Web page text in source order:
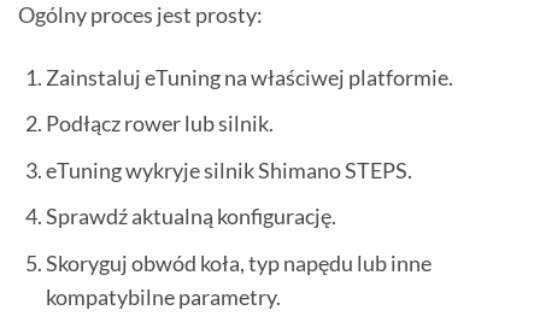
Ogólny proces jest prosty:
Zainstaluj eTuning na właściwej platformie.
Podłącz rower lub silnik.
eTuning wykryje silnik Shimano STEPS.
Sprawdź aktualną konfigurację.
Skoryguj obwód koła, typ napędu lub inne
kompatybilne parametry.